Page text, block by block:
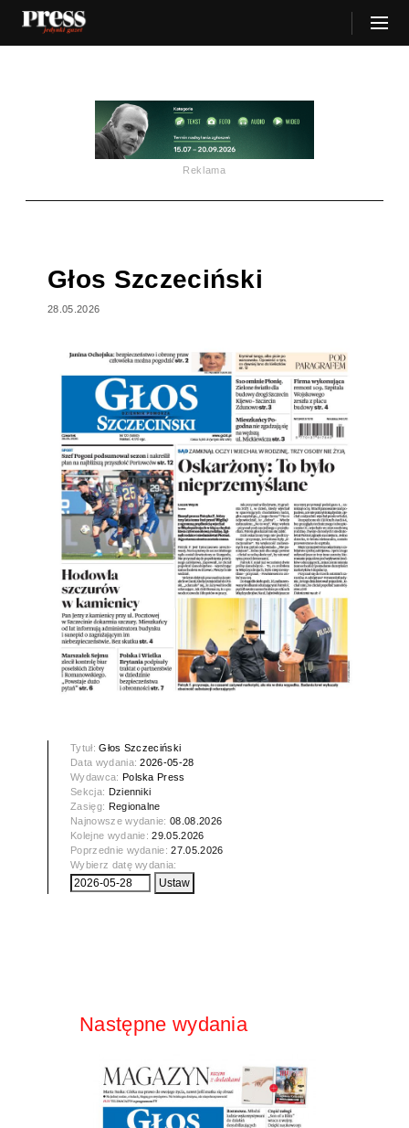
Reklama
Głos Szczeciński
28.05.2026
Tytuł:Głos Szczeciński
Data wydania:2026-05-28
Wydawca: Polska Press
Sekcja: Dzienniki
Zasięg: Regionalne
Najnowsze wydanie:08.08.2026
Kolejne wydanie:29.05.2026
Poprzednie wydanie:27.05.2026
Wybierz datę wydania:
Następne wydania